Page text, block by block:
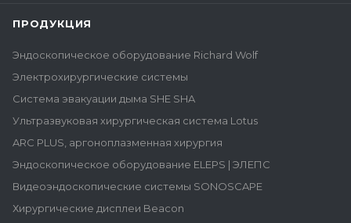
ПРОДУКЦИЯ
Эндоскопическое оборудование Richard Wolf
Электрохирургические системы
Система эвакуации дыма SHE SHA
Ультразвуковая хирургическая система Lotus
ARC PLUS, аргоноплазменная хирургия
Эндоскопическое оборудование ELEPS | ЭЛЕПС
Видеоэндоскопические системы SONOSCAPE
Хирургические дисплеи Beacon